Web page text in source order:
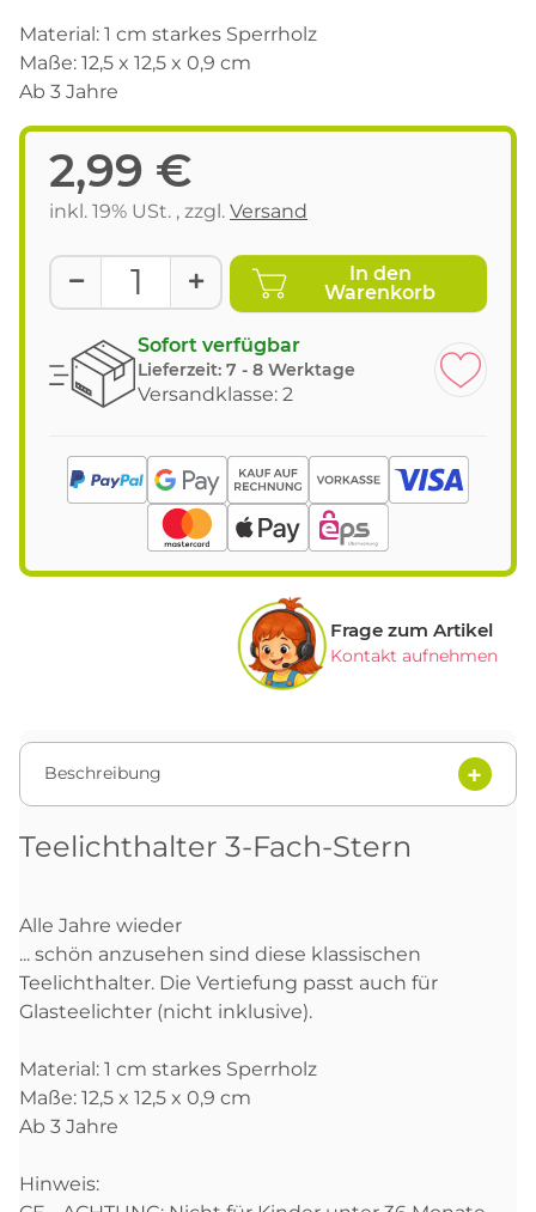
Material: 1 cm starkes Sperrholz
Maße: 12,5 x 12,5 x 0,9 cm
Ab 3 Jahre
2,99 €
inkl. 19% USt. , zzgl. Versand
In den
Warenkorb
Sofort verfügbar
Lieferzeit: 7 - 8 Werktage
Versandklasse: 2
Frage zum Artikel
Kontakt aufnehmen
Beschreibung
Teelichthalter 3-Fach-Stern
Alle Jahre wieder
... schön anzusehen sind diese klassischen
Teelichthalter. Die Vertiefung passt auch für
Glasteelichter (nicht inklusive).
Material: 1 cm starkes Sperrholz
Maße: 12,5 x 12,5 x 0,9 cm
Ab 3 Jahre
Hinweis: